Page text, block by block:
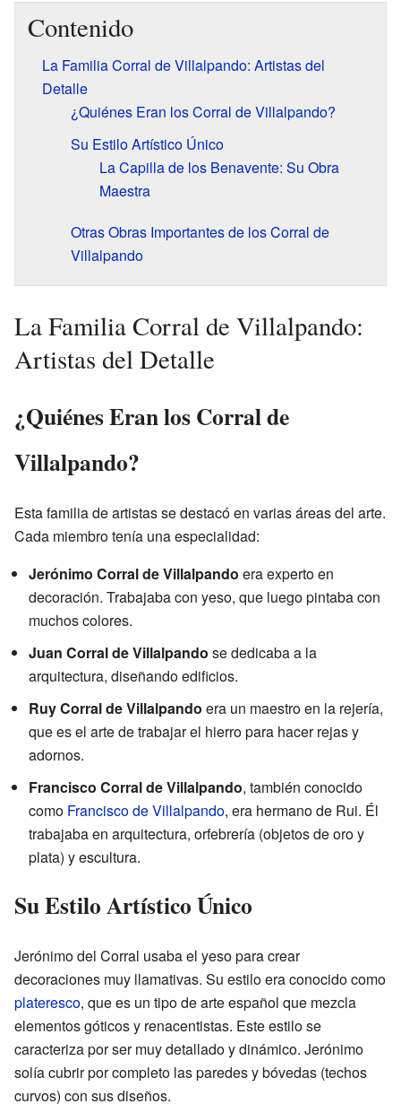
Contenido
La Familia Corral de Villalpando: Artistas del
Detalle
¿Quiénes Eran los Corral de Villalpando?
Su Estilo Artístico Único
La Capilla de los Benavente: Su Obra
Maestra
Otras Obras Importantes de los Corral de
Villalpando
La Familia Corral de Villalpando:
Artistas del Detalle
¿Quiénes Eran los Corral de
Villalpando?
Esta familia de artistas se destacó en varias áreas del arte.
Cada miembro tenía una especialidad:
Jerónimo Corral de Villalpando era experto en
decoración. Trabajaba con yeso, que luego pintaba con
muchos colores.
Juan Corral de Villalpando se dedicaba a la
arquitectura, diseñando edificios.
Ruy Corral de Villalpando era un maestro en la rejería,
que es el arte de trabajar el hierro para hacer rejas y
adornos.
Francisco Corral de Villalpando, también conocido
como Francisco de Villalpando, era hermano de Rui. Él
trabajaba en arquitectura, orfebrería (objetos de oro y
plata) y escultura.
Su Estilo Artístico Único
Jerónimo del Corral usaba el yeso para crear
decoraciones muy llamativas. Su estilo era conocido como
plateresco, que es un tipo de arte español que mezcla
elementos góticos y renacentistas. Este estilo se
caracteriza por ser muy detallado y dinámico. Jerónimo
solía cubrir por completo las paredes y bóvedas (techos
curvos) con sus diseños.